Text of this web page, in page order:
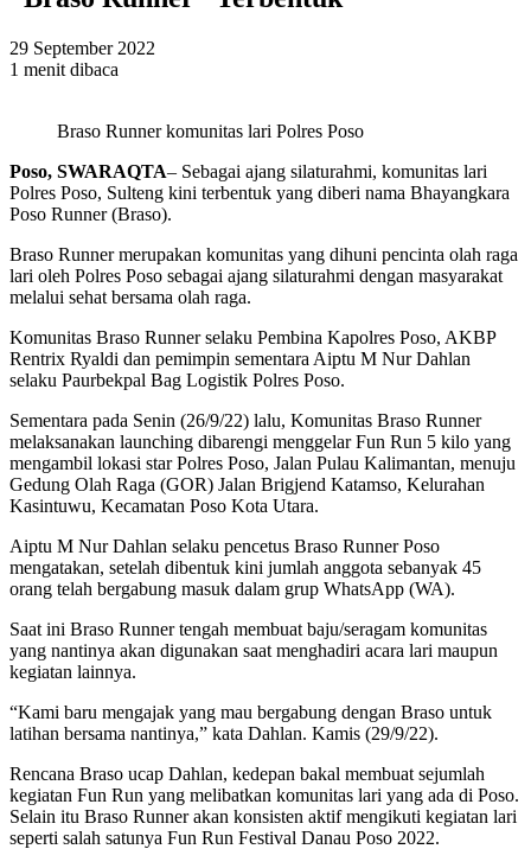
29 September 2022
1 menit dibaca
Braso Runner komunitas lari Polres Poso
Poso, SWARAQTA– Sebagai ajang silaturahmi, komunitas lari
Polres Poso, Sulteng kini terbentuk yang diberi nama Bhayangkara
Poso Runner (Braso).
Braso Runner merupakan komunitas yang dihuni pencinta olah raga
lari oleh Polres Poso sebagai ajang silaturahmi dengan masyarakat
melalui sehat bersama olah raga.
Komunitas Braso Runner selaku Pembina Kapolres Poso, AKBP
Rentrix Ryaldi dan pemimpin sementara Aiptu M Nur Dahlan
selaku Paurbekpal Bag Logistik Polres Poso.
Sementara pada Senin (26/9/22) lalu, Komunitas Braso Runner
melaksanakan launching dibarengi menggelar Fun Run 5 kilo yang
mengambil lokasi star Polres Poso, Jalan Pulau Kalimantan, menuju
Gedung Olah Raga (GOR) Jalan Brigjend Katamso, Kelurahan
Kasintuwu, Kecamatan Poso Kota Utara.
Aiptu M Nur Dahlan selaku pencetus Braso Runner Poso
mengatakan, setelah dibentuk kini jumlah anggota sebanyak 45
orang telah bergabung masuk dalam grup WhatsApp (WA).
Saat ini Braso Runner tengah membuat baju/seragam komunitas
yang nantinya akan digunakan saat menghadiri acara lari maupun
kegiatan lainnya.
“Kami baru mengajak yang mau bergabung dengan Braso untuk
latihan bersama nantinya,” kata Dahlan. Kamis (29/9/22).
Rencana Braso ucap Dahlan, kedepan bakal membuat sejumlah
kegiatan Fun Run yang melibatkan komunitas lari yang ada di Poso.
Selain itu Braso Runner akan konsisten aktif mengikuti kegiatan lari
seperti salah satunya Fun Run Festival Danau Poso 2022.